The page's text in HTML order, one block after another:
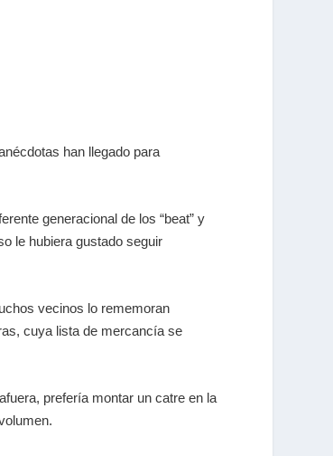
han llegado para
generacional de los “beat” y
le hubiera gustado seguir
vecinos lo rememoran
cuya lista de mercancía se
prefería montar un catre en la